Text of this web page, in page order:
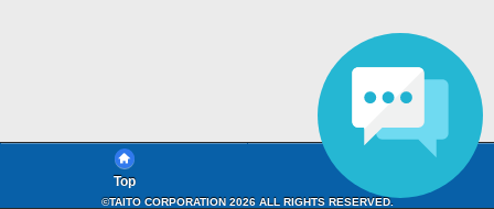
Top
©TAITO CORPORATION 2026 ALL RIGHTS RESERVED.